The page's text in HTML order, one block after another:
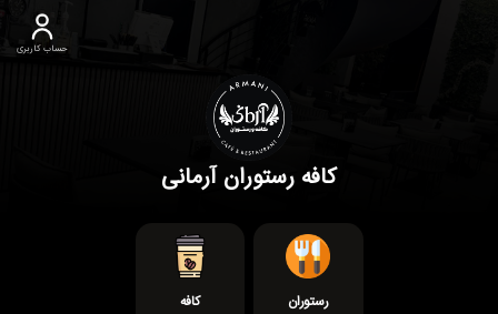
حساب کاربری
کافه رستوران آرمانی
رستوران کافه